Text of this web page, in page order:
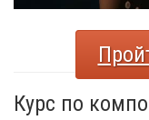
Курс по